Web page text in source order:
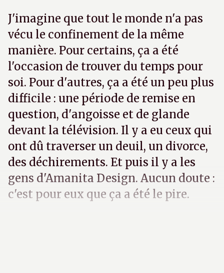
J'imagine que tout le monde n'a pas
vécu le confinement de la même
manière. Pour certains, ça a été
l'occasion de trouver du temps pour
soi. Pour d'autres, ça a été un peu plus
difficile : une période de remise en
question, d'angoisse et de glande
devant la télévision. Il y a eu ceux qui
ont dû traverser un deuil, un divorce,
des déchirements. Et puis il y a les
gens d'Amanita Design. Aucun doute :
c'est pour eux que ça a été le pire.